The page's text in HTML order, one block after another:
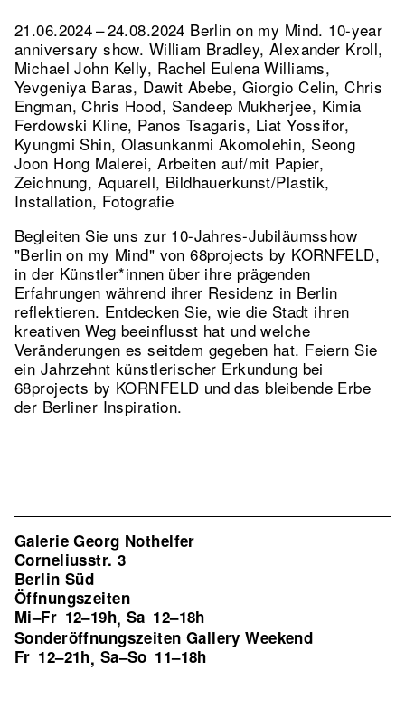
21.06.2024 – 24.08.2024 Berlin on my Mind. 10-year
anniversary show. William Bradley, Alexander Kroll,
Michael John Kelly, Rachel Eulena Williams,
Yevgeniya Baras, Dawit Abebe, Giorgio Celin, Chris
Engman, Chris Hood, Sandeep Mukherjee, Kimia
Ferdowski Kline, Panos Tsagaris, Liat Yossifor,
Kyungmi Shin, Olasunkanmi Akomolehin, Seong
Joon Hong Malerei, Arbeiten auf/mit Papier,
Zeichnung, Aquarell, Bildhauerkunst/Plastik,
Installation, Fotografie
Begleiten Sie uns zur 10-Jahres-Jubiläumsshow
"Berlin on my Mind" von 68projects by KORNFELD,
in der Künstler*innen über ihre prägenden
Erfahrungen während ihrer Residenz in Berlin
reflektieren. Entdecken Sie, wie die Stadt ihren
kreativen Weg beeinflusst hat und welche
Veränderungen es seitdem gegeben hat. Feiern Sie
ein Jahrzehnt künstlerischer Erkundung bei
68projects by KORNFELD und das bleibende Erbe
der Berliner Inspiration.
Galerie Georg Nothelfer
Corneliusstr. 3
Berlin Süd
Öffnungszeiten
Mi–Fr 12–19h, Sa 12–18h
Sonderöffnungszeiten Gallery Weekend
Fr 12–21h, Sa–So 11–18h